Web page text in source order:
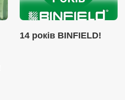
14 років BINFIELD!